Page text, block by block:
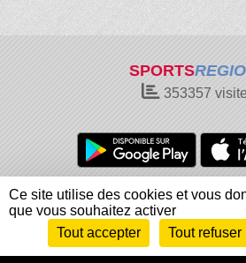
SPORTS
353357
Charte cookies
Gestion
Informations légales
Signaler un
Envie de participer ?
Ce site utilise des cookies et vous
que vous souhaitez activer
Tout accepter
Tout refuser